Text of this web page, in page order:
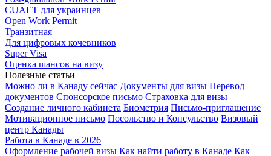
CUAET для украинцев
Open Work Permit
Транзитная
Для цифровых кочевников
Super Visa
Оценка шансов на визу
Полезные статьи
Можно ли в Канаду сейчас Документы для визы Перевод
документов Спонсорское письмо Страховка для визы
Создание личного кабинета Биометрия Письмо-приглашение
Мотивационное письмо Посольство и Консульство Визовый
центр Канады
Работа в Канаде в 2026
Оформление рабочей визы Как найти работу в Канаде Как